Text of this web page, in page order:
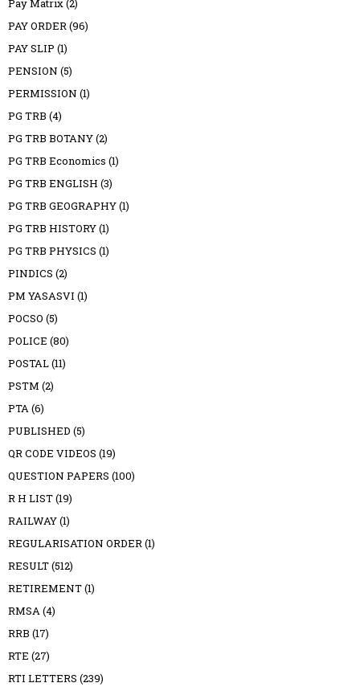
Pay Matrix(2)
PAY ORDER(96)
PAY SLIP (1)
PENSION (5)
PERMISSION (1)
PG TRB (4)
PG TRB BOTANY(2)
PG TRB Economics (1)
PG TRB ENGLISH (3)
PG TRB GEOGRAPHY(1)
PG TRB HISTORY(1)
PG TRB PHYSICS (1)
PINDICS (2)
PM YASASVI (1)
POCSO (5)
POLICE (80)
POSTAL(11)
PSTM (2)
PTA(6)
PUBLISHED (5)
QR CODE VIDEOS (19)
QUESTION PAPERS (100)
R H LIST(19)
RAILWAY(1)
REGULARISATION ORDER(1)
RESULT(512)
RETIREMENT(1)
RMSA(4)
RRB (17)
RTE (27)
RTI LETTERS (239)